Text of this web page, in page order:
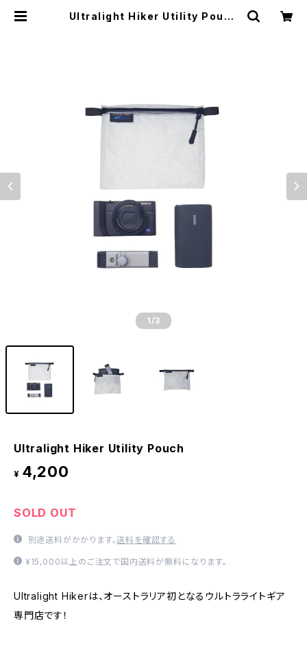
Ultralight Hiker Utility Pouch
1 /3
Ultralight Hiker Utility Pouch
¥ 4,200
SOLD OUT
別途送料がかかります。送料を確認する
¥15,000以上のご注文で国内送料が無料になります。
Ultralight Hikerは、オーストラリア初となるウルトラライトギア
専門店です！